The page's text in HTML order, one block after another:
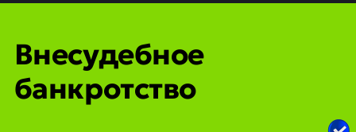
Внесудебное
банкротство